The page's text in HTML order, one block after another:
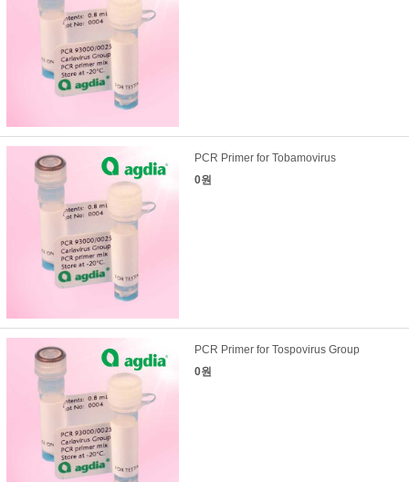
PCR Primer for Tobamovirus
0원
PCR Primer for Tospovirus Group
0원